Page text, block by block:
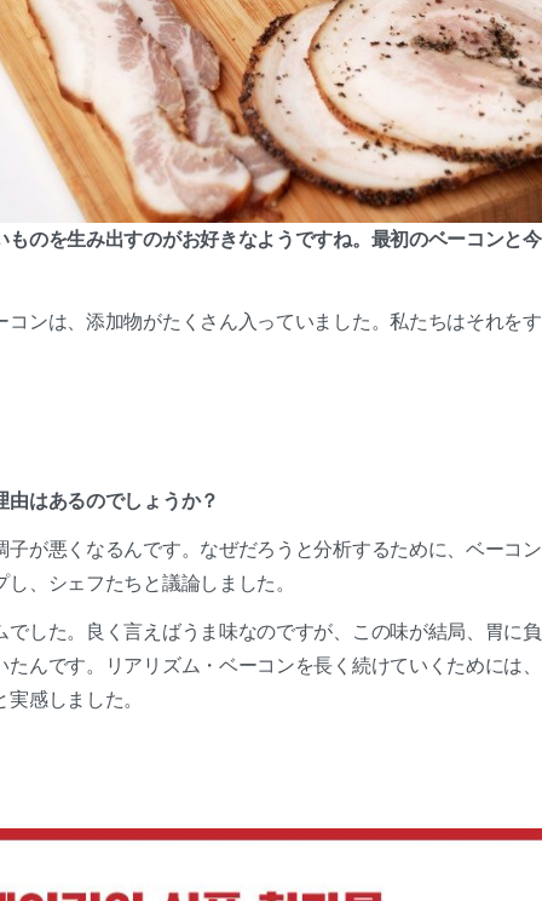
ものを生み出すのがお好きなようですね。最初のベーコンと
コンは、添加物がたくさん入っていました。私たちはそれを
由はあるのでしょうか？
子が悪くなるんです。なぜだろうと分析するために、ベーコ
、シェフたちと議論しました。
でした。良く言えばうま味なのですが、この味が結局、胃に
たんです。リアリズム・ベーコンを長く続けていくためには
感しました。